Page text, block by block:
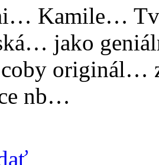
Kamile…
jako
originál…
nb…